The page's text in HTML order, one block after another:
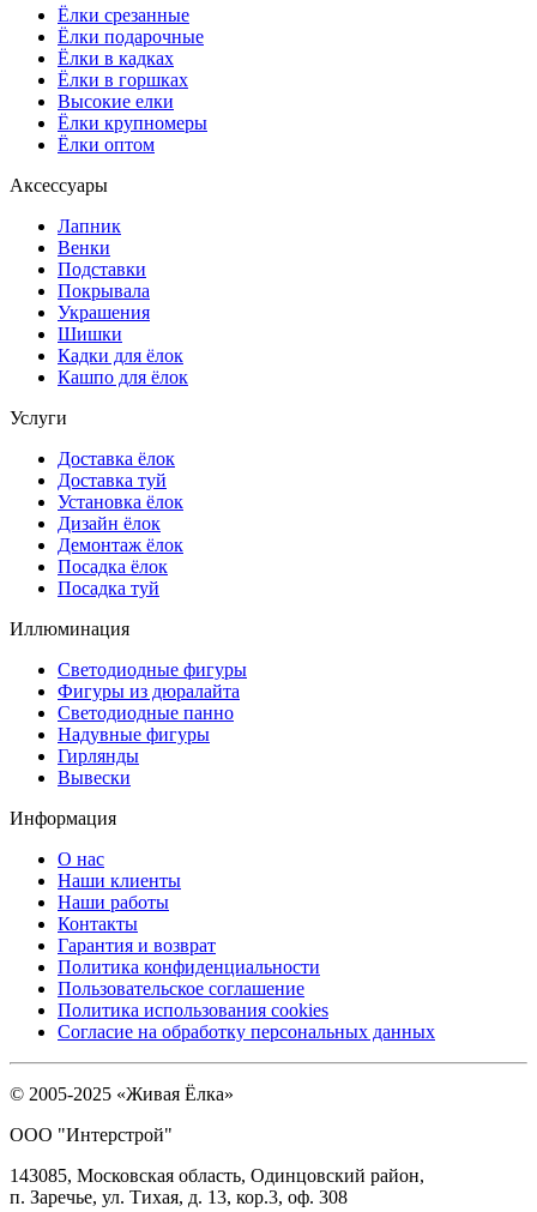
Ёлки срезанные
Ёлки подарочные
Ёлки в кадках
Ёлки в горшках
Высокие елки
Ёлки крупномеры
Ёлки оптом
Аксессуары
Лапник
Венки
Подставки
Покрывала
Украшения
Шишки
Кадки для ёлок
Кашпо для ёлок
Услуги
Доставка ёлок
Доставка туй
Установка ёлок
Дизайн ёлок
Демонтаж ёлок
Посадка ёлок
Посадка туй
Иллюминация
Светодиодные фигуры
Фигуры из дюралайта
Светодиодные панно
Надувные фигуры
Гирлянды
Вывески
Информация
О нас
Наши клиенты
Наши работы
Контакты
Гарантия и возврат
Политика конфиденциальности
Пользовательское соглашение
Политика использования cookies
Согласие на обработку персональных данных
© 2005-2025 «Живая Ёлка»
ООО "Интерстрой"
143085, Московская область, Одинцовский район,
п. Заречье, ул. Тихая, д. 13, кор.3, оф. 308